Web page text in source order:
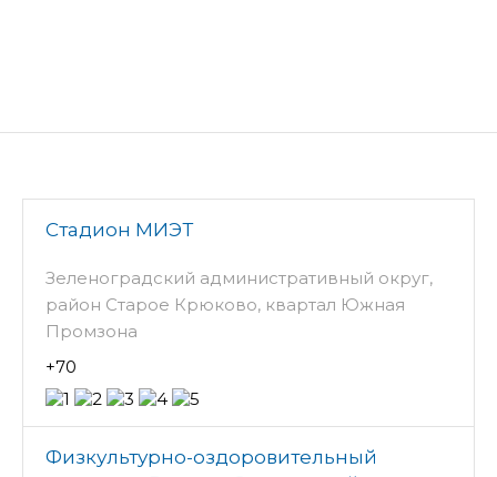
Стадион МИЭТ
Зеленоградский административный округ,
район Старое Крюково, квартал Южная
Промзона
+70
Физкультурно-оздоровительный